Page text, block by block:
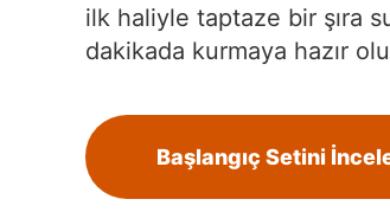
ilk haliyle taptaze bir şıra
dakikada kurmaya hazır
Başlangıç Setini